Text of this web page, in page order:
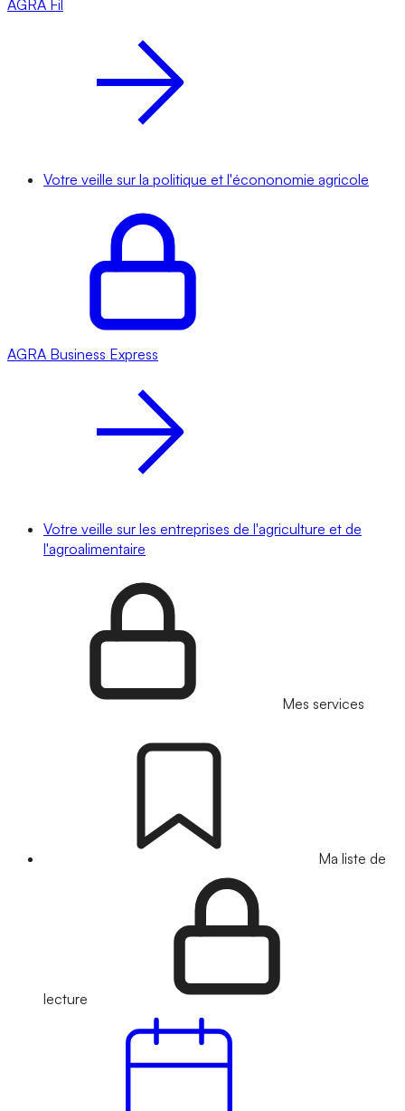
AGRA Fil
Votre veille sur la politique et l'écononomie agricole
AGRA Business Express
Votre veille sur les entreprises de l'agriculture et de
l'agroalimentaire
Mes services
Ma liste de
lecture